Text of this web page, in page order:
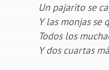
Un pajarito se
Y las monjas
Todos los
Y dos cuartas